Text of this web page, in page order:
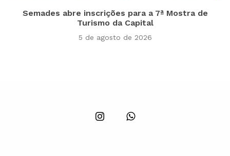
Semades abre inscrições para a 7ª Mostra de
Turismo da Capital
5 de agosto de 2026